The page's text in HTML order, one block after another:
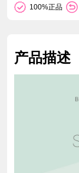
100%正品
产品描述